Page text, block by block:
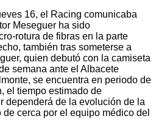
16, el Racing comunicaba
Meseguer ha sido
rotura de fibras en la parte
también tras someterse a
quien debutó con la camiseta
semana ante el Albacete
se encuentra en periodo de
el tiempo estimado de
dependerá de la evolución de la
cerca por el equipo médico del